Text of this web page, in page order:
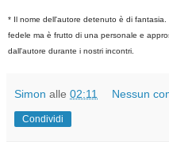
* Il nome dell'autore detenuto è di
fedele ma è frutto di una personale e
dall'autore durante i nostri incontri.
Simon alle 02:11 Nessun
Condividi